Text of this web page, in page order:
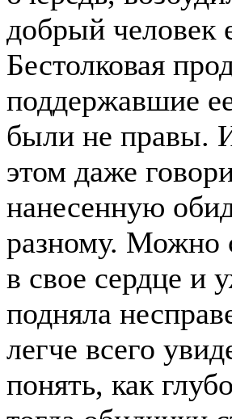
добрый человек
Бестолковая
поддержавшие
были не правы.
этом даже
нанесенную
разному. Можно
в свое сердце и
подняла
легче всего
понять, как